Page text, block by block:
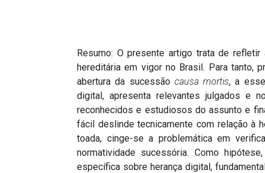
Resumo: O presente artigo trata de
hereditária em vigor no Brasil. Para tanto,
abertura da sucessão causa mortis, a
digital, apresenta relevantes julgados e
reconhecidos e estudiosos do assunto e
fácil deslinde tecnicamente com relação à
toada, cinge-se a problemática em
normatividade sucessória. Como
específica sobre herança digital,